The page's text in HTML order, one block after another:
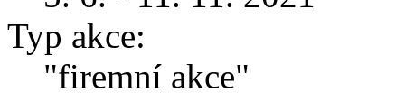
Typ akce:
"firemní akce"